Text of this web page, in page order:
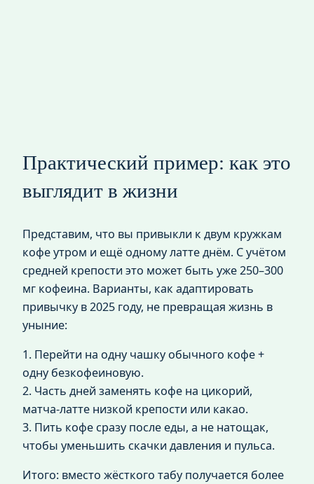
Практический пример: как это
выглядит в жизни
Представим, что вы привыкли к двум кружкам
кофе утром и ещё одному латте днём. С учётом
средней крепости это может быть уже 250–300
мг кофеина. Варианты, как адаптировать
привычку в 2025 году, не превращая жизнь в
уныние:
1. Перейти на одну чашку обычного кофе +
одну безкофеиновую.
2. Часть дней заменять кофе на цикорий,
матча‑латте низкой крепости или какао.
3. Пить кофе сразу после еды, а не натощак,
чтобы уменьшить скачки давления и пульса.
Итого: вместо жёсткого табу получается более